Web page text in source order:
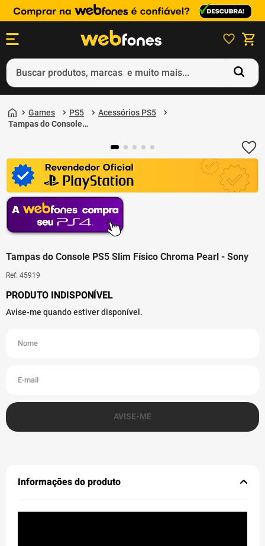
Buscar produtos, marcas e muito mais...
Games PS5
Acessórios PS5
Tampas do Console
Tampas do Console PS5 Slim Físico Chroma Pearl - Sony
Ref: 45919
Informações do produto
1º
ps5
3º
ps4
4º
smartphone
5º notebook